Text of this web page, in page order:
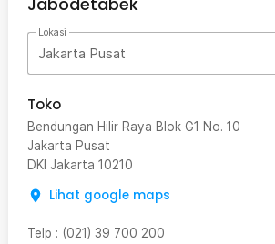
Lokasi
Jakarta Pusat
Toko
Bendungan Hilir Raya Blok G1 No. 10
Jakarta Pusat
DKI Jakarta 10210
Lihat google maps
Telp : (021) 39 700 200